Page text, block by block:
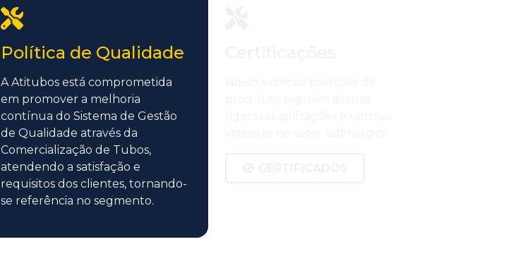
Política de Qualidade
A Atitubos está comprometida
em promover a melhoria
contínua do Sistema de Gestão
de Qualidade através da
Comercialização de Tubos,
atendendo a satisfação e
requisitos dos clientes, tornando-
se referência no segmento.